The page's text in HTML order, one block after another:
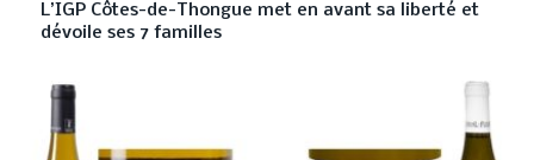
L’IGP Côtes-de-Thongue met en avant sa liberté et
dévoile ses 7 familles